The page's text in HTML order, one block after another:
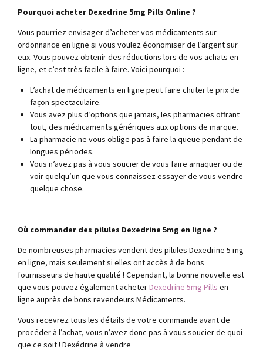
Pourquoi acheter Dexedrine 5mg Pills Online ?
Vous pourriez envisager d’acheter vos médicaments sur
ordonnance en ligne si vous voulez économiser de l’argent sur
eux. Vous pouvez obtenir des réductions lors de vos achats en
ligne, et c’est très facile à faire. Voici pourquoi :
L’achat de médicaments en ligne peut faire chuter le prix de
façon spectaculaire.
Vous avez plus d’options que jamais, les pharmacies offrant
tout, des médicaments génériques aux options de marque.
La pharmacie ne vous oblige pas à faire la queue pendant de
longues périodes.
Vous n’avez pas à vous soucier de vous faire arnaquer ou de
voir quelqu’un que vous connaissez essayer de vous vendre
quelque chose.
Où commander des pilules Dexedrine 5mg en ligne ?
De nombreuses pharmacies vendent des pilules Dexedrine 5 mg
en ligne, mais seulement si elles ont accès à de bons
fournisseurs de haute qualité ! Cependant, la bonne nouvelle est
que vous pouvez également acheterDexedrine 5mg Pills en
ligne auprès de bons revendeurs Médicaments.
Vous recevrez tous les détails de votre commande avant de
procéder à l’achat, vous n’avez donc pas à vous soucier de quoi
que ce soit ! Dexédrine à vendre